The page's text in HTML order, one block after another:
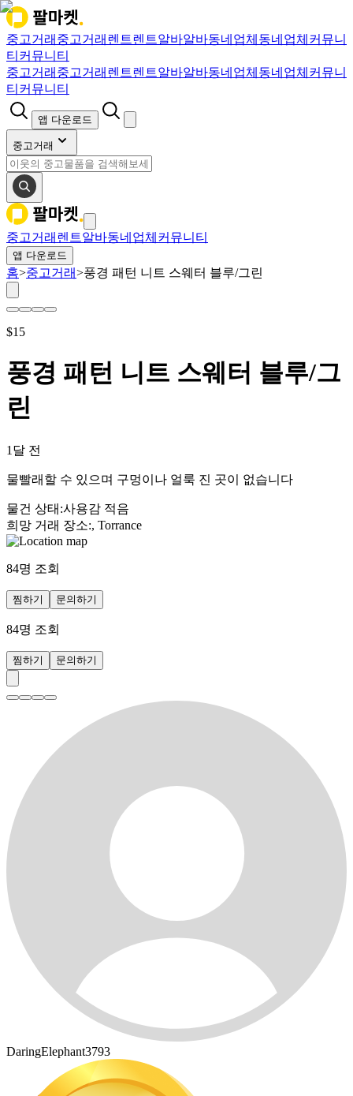
중고거래 중고거래 렌트렌트알바알바동네업체 동네업체 커뮤니
티 커뮤니티
중고거래 중고거래 렌트렌트알바알바동네업체 동네업체 커뮤니
티 커뮤니티
앱 다운로드
중고거래
중고거래 렌트알바동네업체 커뮤니티
앱 다운로드
홈>중고거래>풍경 패턴 니트 스웨터 블루/그린
$15
풍경 패턴 니트 스웨터 블루/그
린
1달 전
물빨래할 수 있으며 구멍이나 얼룩 진 곳이 없습니다
물건 상태 :사용감 적음
희망 거래 장소:, Torrance
84명 조회
찜하기 문의하기
84명 조회
찜하기 문의하기
DaringElephant3793